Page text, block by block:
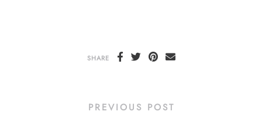
SHARE
PREVIOUS POST